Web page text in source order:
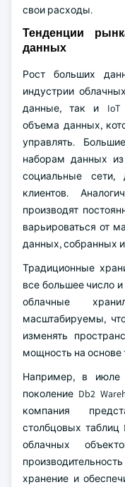
свои расходы.
Тенденции
данных
Рост больших
индустрии
данные, так и IoT
объема данных,
управлять.
наборам данных
социальные сети,
клиентов.
производят
варьироваться от
данных, собранных
Традиционные
все большее число
облачные
масштабируемы,
изменять
мощность на основе
Например, в июле
поколение Db2
компания
столбцовых
облачных
хранение и